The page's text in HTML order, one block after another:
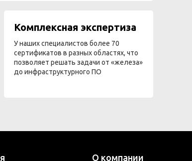
Комплексная экспертиза
У наших специалистов более 70
сертификатов в разных областях, что
позволяет решать задачи от «железа»
до инфраструктурного ПО
О компании